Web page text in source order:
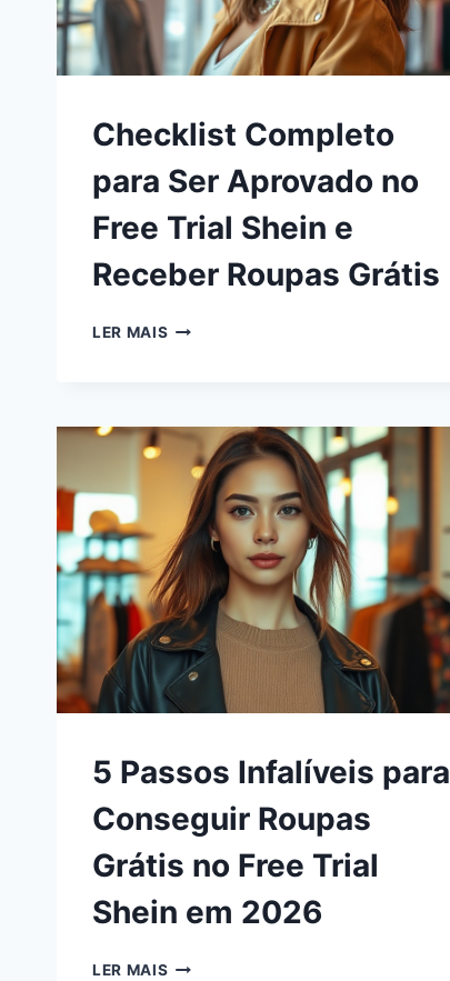
Checklist Completo
para Ser Aprovado no
Free Trial Shein e
Receber Roupas Grátis
LER MAIS
5 Passos Infalíveis para
Conseguir Roupas
Grátis no Free Trial
Shein em 2026
LER MAIS